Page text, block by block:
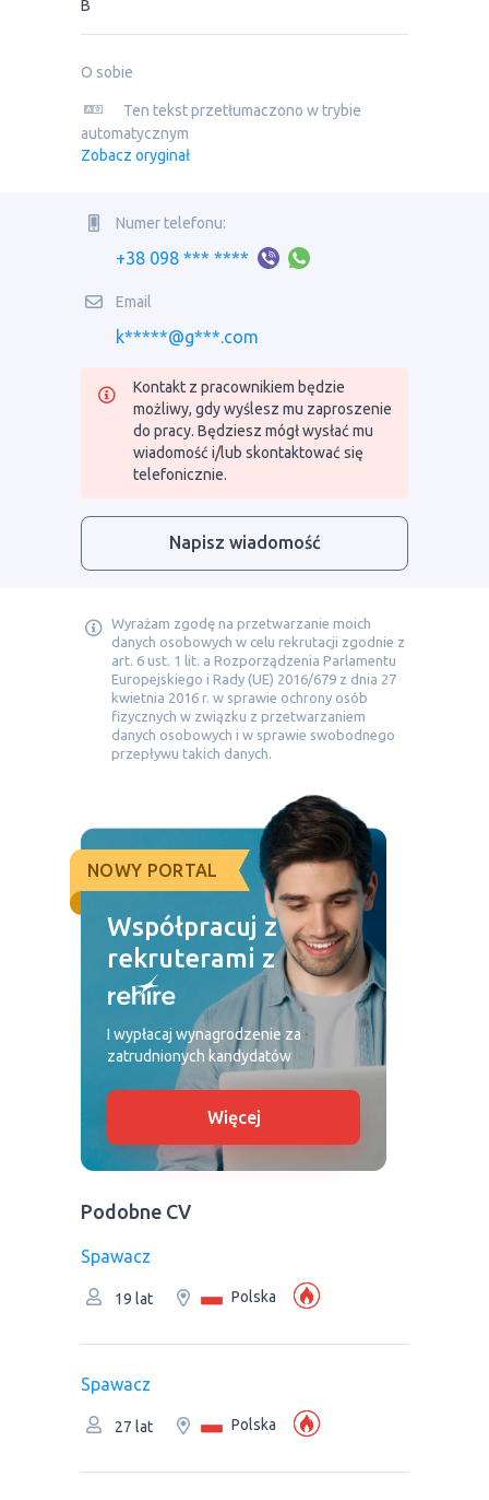
B
O sobie
Ten tekst przetłumaczono w trybie
automatycznym
Zobacz oryginał
Numer telefonu:
+38 098 *** ****
Email
k*****@g***.com
Kontakt z pracownikiem będzie
możliwy, gdy wyślesz mu zaproszenie
do pracy. Będziesz mógł wysłać mu
wiadomość i/lub skontaktować się
telefonicznie.
Napisz wiadomość
Wyrażam zgodę na przetwarzanie moich
danych osobowych w celu rekrutacji zgodnie z
art. 6 ust. 1 lit. a Rozporządzenia Parlamentu
Europejskiego i Rady (UE) 2016/679 z dnia 27
kwietnia 2016 r. w sprawie ochrony osób
fizycznych w związku z przetwarzaniem
danych osobowych i w sprawie swobodnego
przepływu takich danych.
NOWY PORTAL
Współpracuj z
rekruterami z
I wypłacaj wynagrodzenie za
zatrudnionych kandydatów
Więcej
Podobne CV
Spawacz
19 lat Polska
Spawacz
27 lat Polska